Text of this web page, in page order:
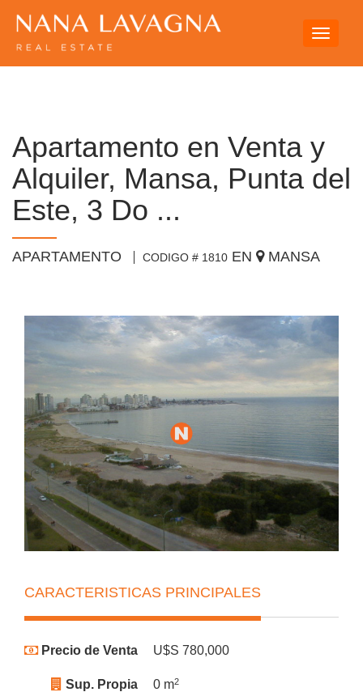
Toggle
Apartamento en Venta y
Alquiler, Mansa, Punta del
Este, 3 Do ...
APARTAMENTO CODIGO # 1810 EN MANSA
CARACTERISTICAS PRINCIPALES
Precio de Venta U$S 780,000
Sup. Propia 0 m2